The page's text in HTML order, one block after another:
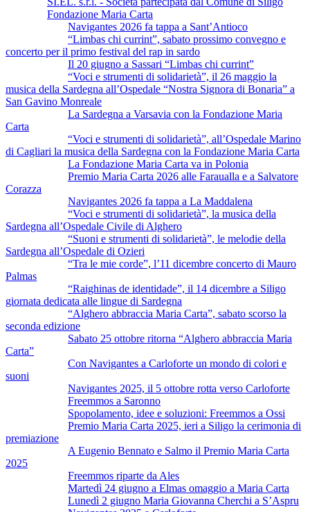
Fondazione Maria Carta
Navigantes 2026 fa tappa a Sant’Antioco
“Limbas chi currint”, sabato prossimo convegno e
concerto per il primo festival del rap in sardo
Il 20 giugno a Sassari “Limbas chi currint”
“Voci e strumenti di solidarietà”, il 26 maggio la
musica della Sardegna all’Ospedale “Nostra Signora di Bonaria” a
San Gavino Monreale
La Sardegna a Varsavia con la Fondazione Maria
Carta
“Voci e strumenti di solidarietà”, all’Ospedale Marino
di Cagliari la musica della Sardegna con la Fondazione Maria Carta
La Fondazione Maria Carta va in Polonia
Premio Maria Carta 2026 alle Faraualla e a Salvatore
Corazza
Navigantes 2026 fa tappa a La Maddalena
“Voci e strumenti di solidarietà”, la musica della
Sardegna all’Ospedale Civile di Alghero
“Suoni e strumenti di solidarietà”, le melodie della
Sardegna all’Ospedale di Ozieri
“Tra le mie corde”, l’11 dicembre concerto di Mauro
Palmas
“Raighinas de identidade”, il 14 dicembre a Siligo
giornata dedicata alle lingue di Sardegna
“Alghero abbraccia Maria Carta”, sabato scorso la
seconda edizione
Sabato 25 ottobre ritorna “Alghero abbraccia Maria
Carta”
Con Navigantes a Carloforte un mondo di colori e
suoni
Navigantes 2025, il 5 ottobre rotta verso Carloforte
Freemmos a Saronno
Spopolamento, idee e soluzioni: Freemmos a Ossi
Premio Maria Carta 2025, ieri a Siligo la cerimonia di
premiazione
A Eugenio Bennato e Salmo il Premio Maria Carta
2025
Freemmos riparte da Ales
Martedì 24 giugno a Elmas omaggio a Maria Carta
Lunedì 2 giugno Maria Giovanna Cherchi a S’Aspru